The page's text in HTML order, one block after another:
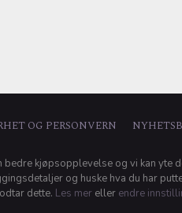
OG PERSONVERN
kjøpsopplevelse og vi kan yte
og huske hva du har
dette. Les mer eller endre